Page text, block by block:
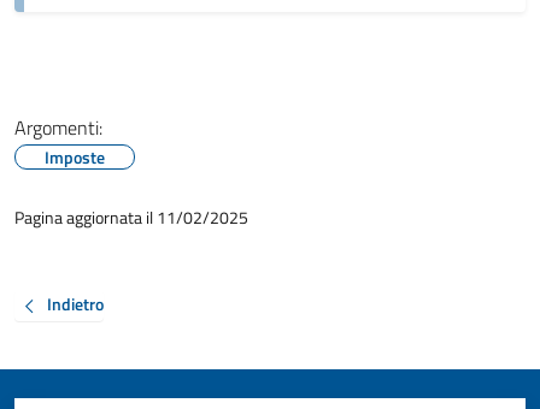
Argomenti:
Imposte
Pagina aggiornata il 11/02/2025
Indietro